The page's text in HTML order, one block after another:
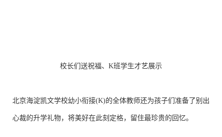
校长们送祝福、K班学生才艺展示
北京海淀凯文学校幼小衔接(K)的全体教师还为孩子们准备了别出
心裁的升学礼物，将美好在此刻定格，留住最珍贵的回忆。